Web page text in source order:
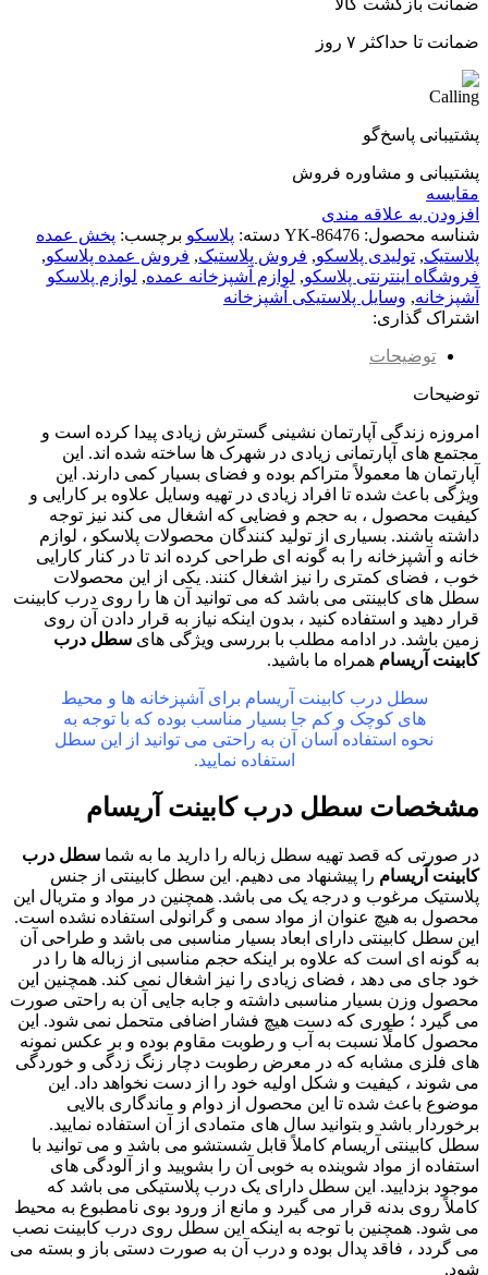
ضمانت تا حداکثر ۷ روز
پشتیبانی پاسخ‌گو
پشتیبانی و مشاوره فروش
مقایسه
افزودن به علاقه مندی
شناسه محصول: YK-86476 دسته: پلاسکو برچسب: پخش عمده
پلاستیک, تولیدی پلاسکو, فروش پلاستیک, فروش عمده پلاسکو,
فروشگاه اینترنتی پلاسکو, لوازم آشپزخانه عمده, لوازم پلاسکو
آشپزخانه, وسایل پلاستیکی آشپزخانه
اشتراک گذاری:
توضیحات
توضیحات
امروزه زندگی آپارتمان نشینی گسترش زیادی پیدا کرده است و
مجتمع های آپارتمانی زیادی در شهرک ها ساخته شده اند. این
آپارتمان ها معمولاً متراکم بوده و فضای بسیار کمی دارند. این
ویژگی باعث شده تا افراد زیادی در تهیه وسایل علاوه بر کارایی و
کیفیت محصول ، به حجم و فضایی که اشغال می‌ کند نیز توجه
داشته باشند. بسیاری از تولید کنندگان محصولات پلاسکو ، لوازم
خانه و آشپزخانه را به گونه ای طراحی کرده اند تا در کنار کارایی
خوب ، فضای کمتری را نیز اشغال کنند. یکی از این محصولات
سطل های کابینتی می باشد که می توانید آن ها را روی درب کابینت
قرار دهید و استفاده کنید ، بدون اینکه نیاز به قرار دادن آن روی
زمین باشد. در ادامه مطلب با بررسی ویژگی های سطل درب
کابینت آریسام همراه ما باشید.
سطل درب کابینت آریسام برای آشپزخانه ها و محیط
های کوچک و کم جا بسیار مناسب بوده که با توجه به
نحوه استفاده آسان آن به راحتی می توانید از این سطل
استفاده نمایید.
مشخصات سطل درب کابینت آریسام
در صورتی که قصد تهیه سطل زباله را دارید ما به شما سطل درب
کابینت آریسام را پیشنهاد می دهیم. این سطل کابینتی از جنس
پلاستیک مرغوب و درجه یک می باشد. همچنین در مواد و متریال این
محصول به هیچ عنوان از مواد سمی و گرانولی استفاده نشده است.
این سطل کابینتی دارای ابعاد بسیار مناسبی می باشد و طراحی آن
به گونه ای است که علاوه بر اینکه حجم مناسبی از زباله ها را در
خود جای می دهد ، فضای زیادی را نیز اشغال نمی‌ کند. همچنین این
محصول وزن بسیار مناسبی داشته و جابه جایی آن به راحتی صورت
می گیرد ؛ طوری که دست هیچ فشار اضافی متحمل نمی شود. این
محصول کاملًا نسبت به آب و رطوبت مقاوم بوده و بر عکس نمونه
های فلزی مشابه که در معرض رطوبت دچار زنگ زدگی و خوردگی
می شوند ، کیفیت و شکل اولیه خود را از دست نخواهد داد. این
موضوع باعث شده تا این محصول از دوام و ماندگاری بالایی
برخوردار باشد و بتوانید سال‌ های متمادی از آن استفاده نمایید.
سطل کابینتی آریسام کاملاً قابل شستشو می باشد و می توانید با
استفاده از مواد شوینده به خوبی آن را بشویید و از آلودگی های
موجود بزدایید. این سطل دارای یک درب پلاستیکی می باشد که
کاملاً روی بدنه قرار می ‌گیرد و مانع از ورود بوی نامطبوع به محیط
می شود. همچنین با توجه به اینکه این سطل روی درب کابینت نصب
می گردد ، فاقد پدال بوده و درب آن به صورت دستی باز و بسته می
شود.